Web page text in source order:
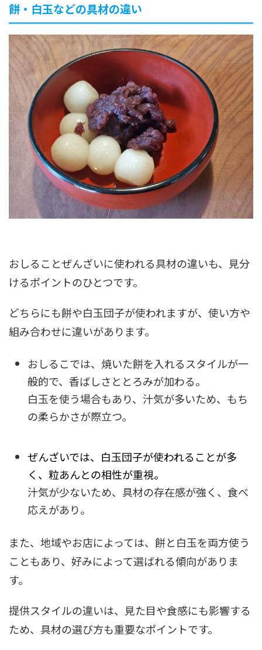
餅・白玉などの具材の違い
おしることぜんざいに使われる具材の違いも、見分
けるポイントのひとつです。
どちらにも餅や白玉団子が使われますが、使い方や
組み合わせに違いがあります。
おしるこでは、焼いた餅を入れるスタイルが一
般的で、香ばしさととろみが加わる。
白玉を使う場合もあり、汁気が多いため、もち
の柔らかさが際立つ。
ぜんざいでは、白玉団子が使われることが多
く、粒あんとの相性が重視。
汁気が少ないため、具材の存在感が強く、食べ
応えがあり。
また、地域やお店によっては、餅と白玉を両方使う
こともあり、好みによって選ばれる傾向がありま
す。
提供スタイルの違いは、見た目や食感にも影響する
ため、具材の選び方も重要なポイントです。